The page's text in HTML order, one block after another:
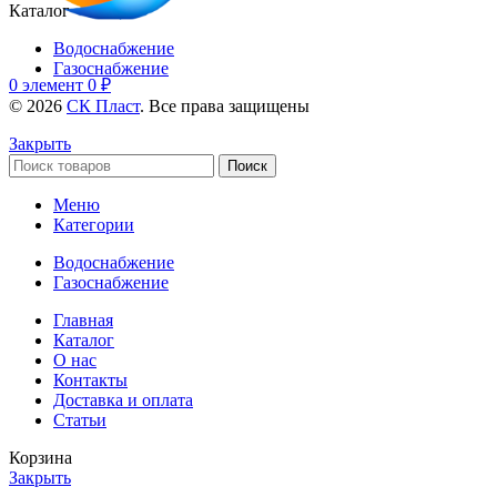
0 элемент 0 ₽
Каталог
Водоснабжение
Газоснабжение
© 2026 СК Пласт. Все права защищены
Закрыть
Поиск
Меню
Категории
Водоснабжение
Газоснабжение
Главная
Каталог
О нас
Контакты
Доставка и оплата
Статьи
Корзина
Закрыть